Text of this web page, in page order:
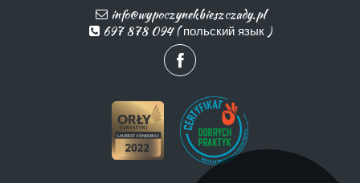
info@wypoczynekbieszczady.pl
697 878 094 ( польский язык )